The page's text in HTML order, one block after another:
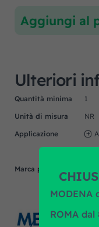
Aggiungi al
Ulteriori
Quantità minima
1
Unità di misura
NR
Applicazione
Marca prodotto
MODENA
ROMA